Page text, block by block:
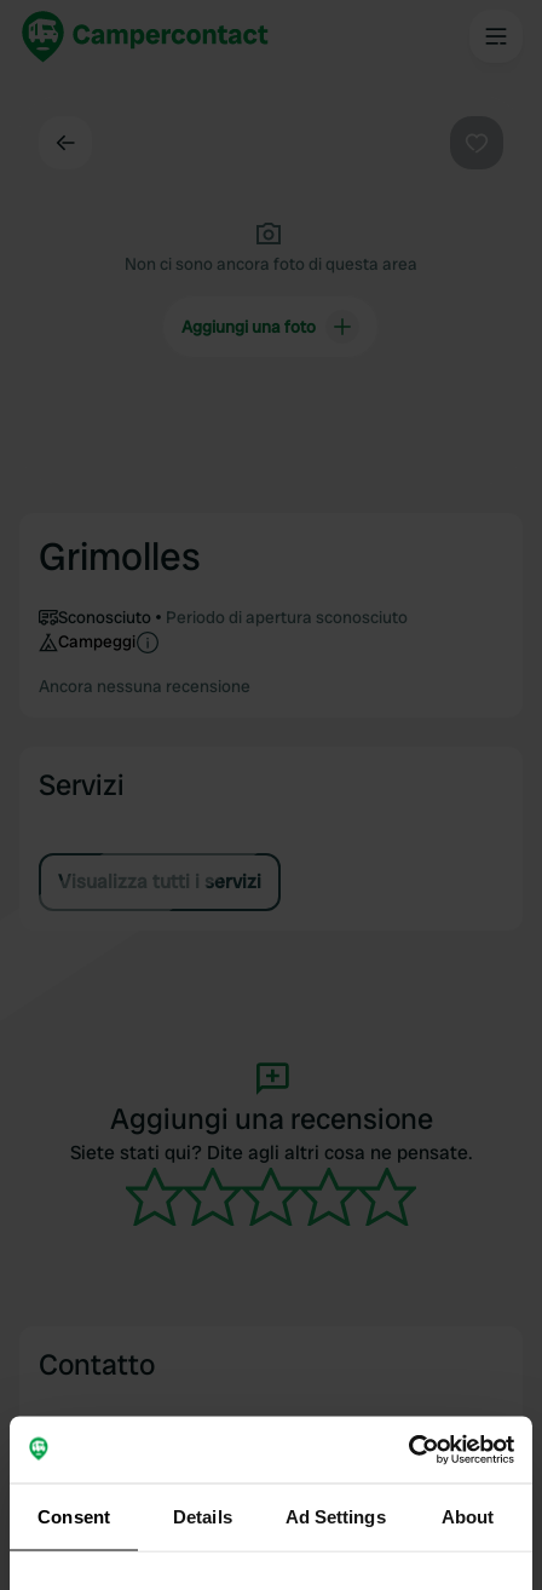
Consent Details Ad Settings About
Non ci sono ancora foto di questa area
Aggiungi una foto
Grimolles
Sconosciuto
Periodo di apertura sconosciuto
Campeggi
Ancora nessuna recensione
Servizi
Visualizza tutti i servizi
Aggiungi una recensione
Siete stati qui? Dite agli altri cosa ne pensate.
Contatto
Boulevard de la Croix de la Lauze 1587
Copia